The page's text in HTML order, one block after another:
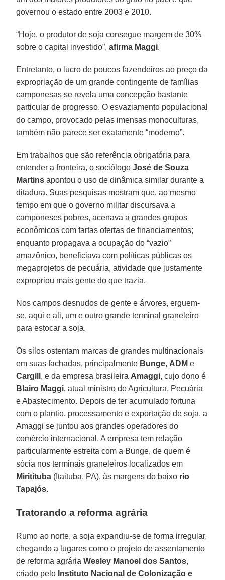
governou o estado entre 2003 e 2010.
“Hoje, o produtor de soja consegue margem de 30%
sobre o capital investido”,afirma Maggi.
Entretanto, o lucro de poucos fazendeiros ao preço da
expropriação de um grande contingente de famílias
camponesas se revela uma concepção bastante
particular de progresso. O esvaziamento populacional
do campo, provocado pelas imensas monoculturas,
também não parece ser exatamente “moderno”.
Em trabalhos que são referência obrigatória para
entender a fronteira, o sociólogoJosé de Souza
Martins apontou o uso de dinâmica similar durante a
ditadura. Suas pesquisas mostram que, ao mesmo
tempo em que o governo militar discursava a
camponeses pobres, acenava a grandes grupos
econômicos com fartas ofertas de financiamentos;
enquanto propagava a ocupação do “vazio”
amazônico, beneficiava com políticas públicas os
megaprojetos de pecuária, atividade que justamente
expropriou mais gente do que trazia.
Nos campos desnudos de gente e árvores, erguem-
se, aqui e ali, um e outro grande terminal graneleiro
para estocar a soja.
Os silos ostentam marcas de grandes multinacionais
em suas fachadas, principalmente Bunge, ADM e
Cargill , e da empresa brasileira Amaggi, cujo dono é
Blairo Maggi, atual ministro de Agricultura, Pecuária
e Abastecimento. Depois de ter acumulado fortuna
com o plantio, processamento e exportação de soja, a
Amaggi se juntou aos grandes operadores do
comércio internacional. A empresa tem relação
particularmente estreita com a Bunge, de quem é
sócia nos terminais graneleiros localizados em
Miritituba (Itaituba, PA), às margens do baixo rio
Tapajós.
Tratorando a reforma agrária
Rumo ao norte, a soja expandiu-se de forma irregular,
chegando a lugares como o projeto de assentamento
de reforma agráriaWesley Manoel dos Santos,
criado pelo Instituto Nacional de Colonização e